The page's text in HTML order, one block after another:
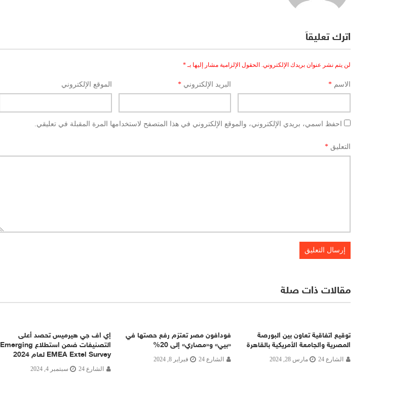
اترك تعليقاً
لن يتم نشر عنوان بريدك الإلكتروني. الحقول الإلزامية مشار إليها بـ*
الاسم * البريد الإلكتروني * الموقع الإلكتروني
احفظ اسمي، بريدي الإلكتروني، والموقع الإلكتروني في هذا المتصفح لاستخدامها المرة المقبلة في تعليقي.
التعليق *
مقالات ذات صلة
توقيع اتفاقية تعاون بين البورصة
المصرية والجامعة الأمريكية بالقاهرة
الشارع 24 مارس 28, 2024
فودافون مصر تعتزم رفع حصتها في
«بيي» و«مصاري» إلى 20%
الشارع 24 فبراير 8, 2024
إي اف چي هيرميس تحصد أعلى
التصنيفات ضمن استطلاع Emerging
EMEA Extel Survey لعام 2024
الشارع 24 سبتمبر 4, 2024